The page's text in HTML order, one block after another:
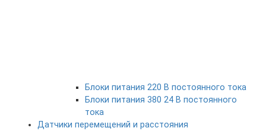
Блоки питания 220 В постоянного тока
Блоки питания 380 24 В постоянного
тока
Датчики перемещений и расстояния